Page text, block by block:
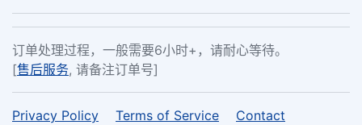
订单处理过程，一般需要6小时+，请耐心等待。
[售后服务, 请备注订单号]
Privacy Policy Terms of Service Contact